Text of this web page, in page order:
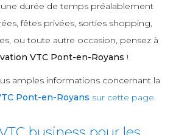
durée de temps préalablement
fêtes privées, sorties shopping,
ou toute autre occasion, pensez à
VTC Pont-en-Royans !
amples informations concernant la
Pont-en-Royans sur cette page.